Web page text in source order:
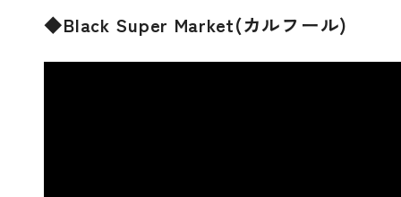
◆Black Super Market(カルフール)